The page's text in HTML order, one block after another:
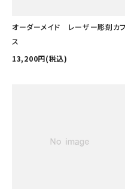
オーダーメイド レーザー彫刻カフ
ス
13,200円(税込)